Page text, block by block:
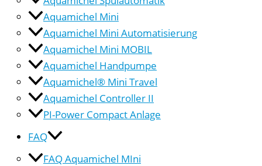
Aquamichel Mini
Aquamichel Mini Automatisierung
Aquamichel Mini MOBIL
Aquamichel Handpumpe
Aquamichel® Mini Travel
Aquamichel Controller II
PI-Power Compact Anlage
FAQ
FAQ Aquamichel MIni